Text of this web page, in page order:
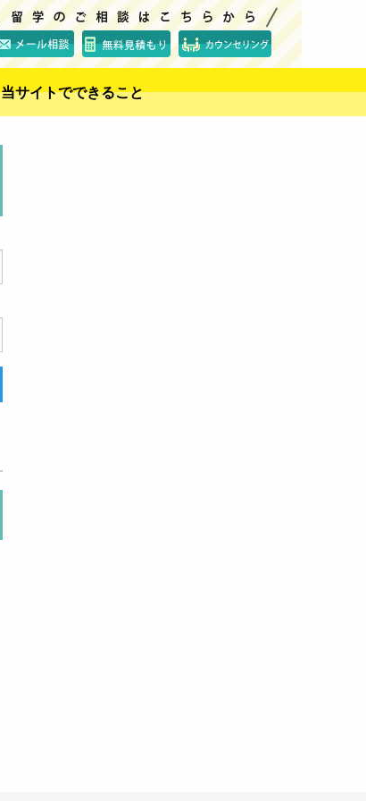
当サイトでできること